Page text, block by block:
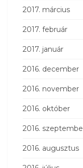
2017. március
2017. február
2017. január
2016. december
2016. november
2016. október
2016.
2016. augusztus